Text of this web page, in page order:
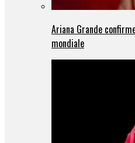
Ariana Grande
mondiale